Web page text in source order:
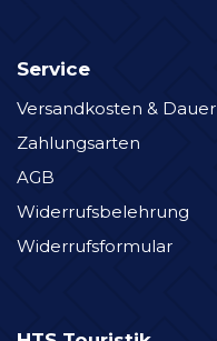
Service
Versandkosten & Dauer
Zahlungsarten
AGB
Widerrufsbelehrung
Widerrufsformular